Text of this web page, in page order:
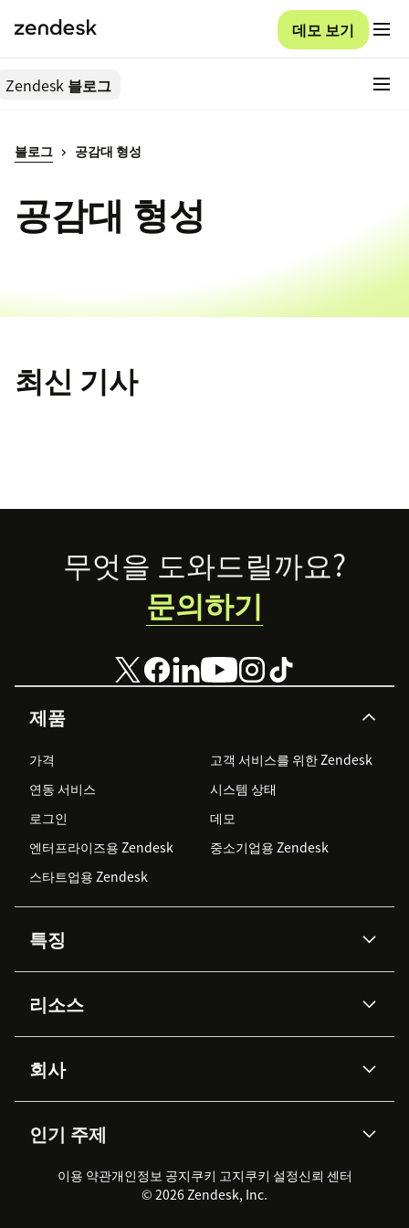
데모 보기
Zendesk 블로그
블로그 공감대 형성
공감대 형성
최신 기사
Footer
제품
가격
고객 서비스를 위한 Zendesk
연동 서비스
시스템 상태
로그인
데모
엔터프라이즈용 Zendesk
중소기업용 Zendesk
스타트업용 Zendesk
특징
Zendesk AI
Advanced Data Privacy &
Protection
지식창고
워크포스 관리
실시간 채팅
클라이언트 포털
리소스
API & 개발자
AI 리서치
이벤트 & 웨비나
고객 사례
회사
채용 정보
지속 가능성 보고서
Zendesk Foundation
법적 정보
인기 주제
2026 CX 트렌드
제품 업데이트
고객 서비스 소프트웨어
헬프 데스크 통합 티켓 관리 소
무엇을 도와드릴까요?
문의하기
이용 약관개인정보 공지쿠키 고지쿠키 설정신뢰 센터
© 2026 Zendesk, Inc.